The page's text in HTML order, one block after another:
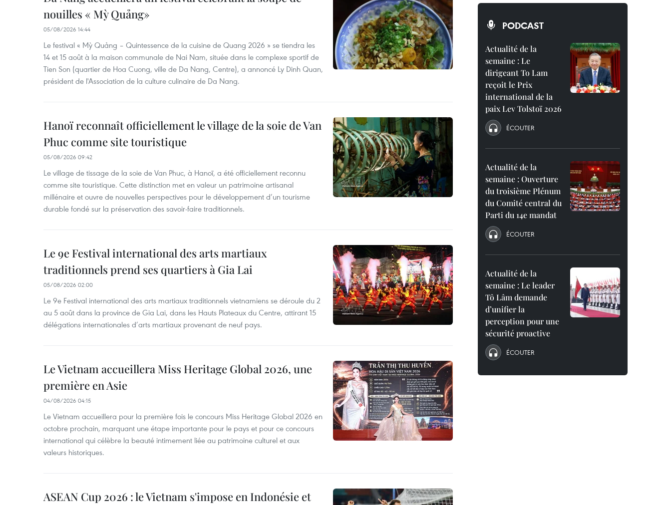
nouilles « Mỳ Quảng»
05/08/2026 14:44
Le festival « Mỳ Quảng – Quintessence de la cuisine de Quang 2026 » se tiendra les
14 et 15 août à la maison communale de Nai Nam, située dans le complexe sportif de
Tien Son (quartier de Hoa Cuong, ville de Da Nang, Centre), a annoncé Ly Dinh Quan,
président de l'Association de la culture culinaire de Da Nang.
Hanoï reconnaît officiellement le village de la soie de Van
Phuc comme site touristique
05/08/2026 09:42
Le village de tissage de la soie de Van Phuc, à Hanoï, a été officiellement reconnu
comme site touristique. Cette distinction met en valeur un patrimoine artisanal
millénaire et ouvre de nouvelles perspectives pour le développement d’un tourisme
durable fondé sur la préservation des savoir-faire traditionnels.
Le 9e Festival international des arts martiaux
traditionnels prend ses quartiers à Gia Lai
05/08/2026 02:00
Le 9e Festival international des arts martiaux traditionnels vietnamiens se déroule du 2
au 5 août dans la province de Gia Lai, dans les Hauts Plateaux du Centre, attirant 15
délégations internationales d’arts martiaux provenant de neuf pays.
Le Vietnam accueillera Miss Heritage Global 2026, une
première en Asie
04/08/2026 04:15
Le Vietnam accueillera pour la première fois le concours Miss Heritage Global 2026 en
octobre prochain, marquant une étape importante pour le pays et pour ce concours
international qui célèbre la beauté intimement liée au patrimoine culturel et aux
valeurs historiques.
ASEAN Cup 2026 : le Vietnam s'impose en Indonésie et
PODCAST
Actualité de la
semaine : Le
dirigeant To Lam
reçoit le Prix
international de la
paix Lev Tolstoï 2026
ÉCOUTER
Actualité de la
semaine : Ouverture
du troisième Plénum
du Comité central du
Parti du 14e mandat
ÉCOUTER
Actualité de la
semaine : Le leader
Tô Lâm demande
d’unifier la
perception pour une
sécurité proactive
ÉCOUTER